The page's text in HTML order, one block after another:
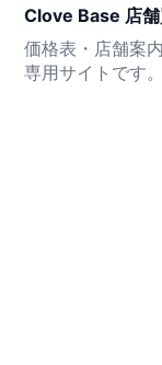
Clove Base 店舗
価格表・店舗案
専用サイトです。